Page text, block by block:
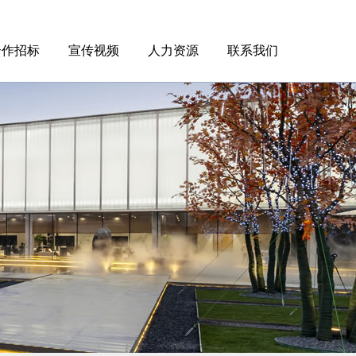
招标 宣传视频 人力资源 联系我们